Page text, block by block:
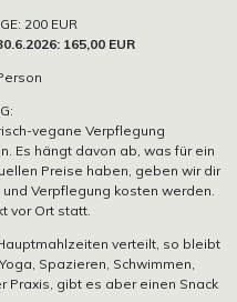
200 EUR
165,00 EUR
vegane Verpflegung
Es hängt davon ab, was für ein
Preise haben, geben wir dir
Verpflegung kosten werden.
vor Ort statt.
verteilt, so bleibt
Spazieren, Schwimmen,
Praxis, gibt es aber einen Snack